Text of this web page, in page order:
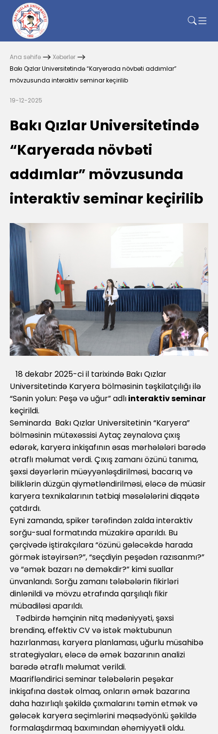
Ana səhifə
Xəbərlər
Bakı Qızlar Universitetində “Karyerada növbəti addımlar”
mövzusunda interaktiv seminar keçirilib
19-12-2025
Bakı Qızlar Universitetində
“Karyerada növbəti
addımlar” mövzusunda
interaktiv seminar keçirilib
18 dekabr 2025-ci il tarixində Bakı Qızlar
Universitetində Karyera bölməsinin təşkilatçılığı ilə
“Sənin yolun: Peşə və uğur” adlıinteraktiv seminar
keçirildi.
Seminarda Bakı Qızlar Universitetinin “Karyera”
bölməsinin mütəxəssisi Aytaç zeynalova çıxış
edərək, karyera inkişafının əsas mərhələləri barədə
ətraflı məlumat verdi. Çıxış zamanı özünü tanıma,
şəxsi dəyərlərin müəyyənləşdirilməsi, bacarıq və
biliklərin düzgün qiymətləndirilməsi, eləcə də müasir
karyera texnikalarının tətbiqi məsələlərini diqqətə
çatdırdı.
Eyni zamanda, spiker tərəfindən zalda interaktiv
sorğu-sual formatında müzakirə aparıldı. Bu
çərçivədə iştirakçılara “özünü gələcəkdə harada
görmək istəyirsən?”, “seçdiyin peşədən razısanmı?”
və “əmək bazarı nə deməkdir?” kimi suallar
ünvanlandı. Sorğu zamanı tələbələrin fikirləri
dinlənildi və mövzu ətrafında qarşılıqlı fikir
mübadiləsi aparıldı.
Tədbirdə həmçinin nitq mədəniyyəti, şəxsi
brendinq, effektiv CV və istək məktubunun
hazırlanması, karyera planlaması, uğurlu müsahibə
strategiyaları, eləcə də əmək bazarının analizi
barədə ətraflı məlumat verildi.
Maarifləndirici seminar tələbələrin peşəkar
inkişafına dəstək olmaq, onların əmək bazarına
daha hazırlıqlı şəkildə çıxmalarını təmin etmək və
gələcək karyera seçimlərini məqsədyönlü şəkildə
formalaşdırmaq baxımından əhəmiyyətli oldu.